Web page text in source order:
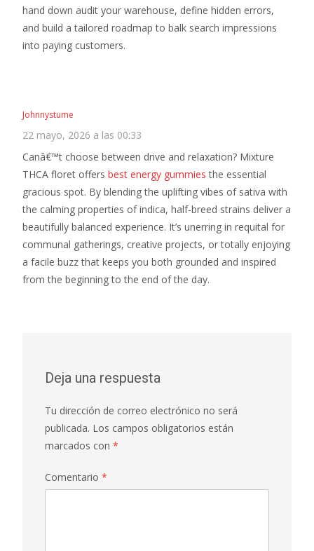
hand down audit your warehouse, define hidden errors,
and build a tailored roadmap to balk search impressions
into paying customers.
Johnnystume
22 mayo, 2026 a las 00:33
Canâ€™t choose between drive and relaxation? Mixture
THCA floret offers best energy gummies the essential
gracious spot. By blending the uplifting vibes of sativa with
the calming properties of indica, half-breed strains deliver a
beautifully balanced experience. It’s unerring in requital for
communal gatherings, creative projects, or totally enjoying
a facile buzz that keeps you both grounded and inspired
from the beginning to the end of the day.
Deja una respuesta
Tu dirección de correo electrónico no será
publicada. Los campos obligatorios están
marcados con *
Comentario *